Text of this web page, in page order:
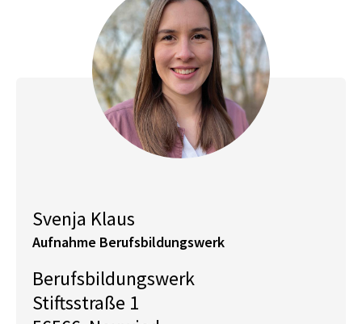
Svenja Klaus
Aufnahme Berufsbildungswerk
Berufsbildungswerk
Stiftsstraße 1